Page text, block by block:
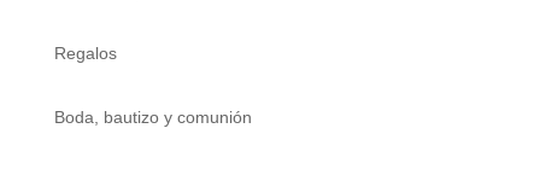
Regalos
Boda, bautizo y comunión